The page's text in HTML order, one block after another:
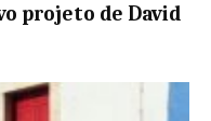
projeto de David